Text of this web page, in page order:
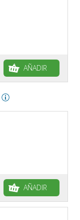
AÑADIR
AÑADIR